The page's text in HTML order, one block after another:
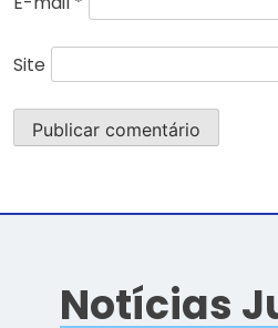
Site
Notícias